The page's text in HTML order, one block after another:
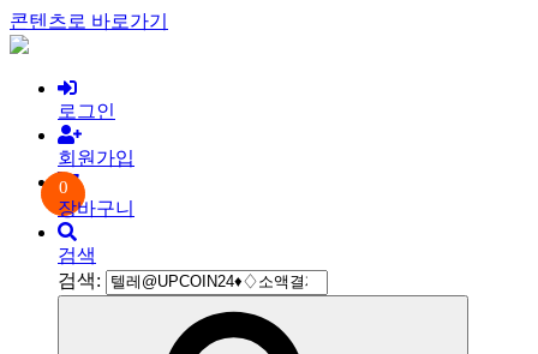
콘텐츠로 바로가기
로그인
회원가입
0
장바구니
검색
검색: